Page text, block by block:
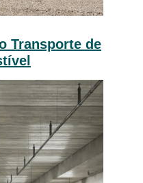
Transporte de